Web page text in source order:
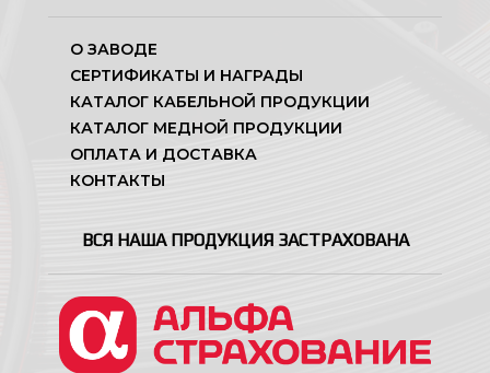
О ЗАВОДЕ
СЕРТИФИКАТЫ И НАГРАДЫ
КАТАЛОГ КАБЕЛЬНОЙ ПРОДУКЦИИ
КАТАЛОГ МЕДНОЙ ПРОДУКЦИИ
ОПЛАТА И ДОСТАВКА
КОНТАКТЫ
ВСЯ НАША ПРОДУКЦИЯ ЗАСТРАХОВАНА